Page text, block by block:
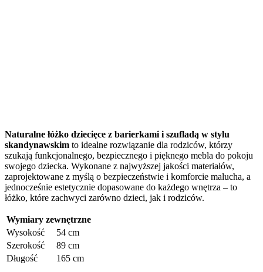
Naturalne łóżko dziecięce z barierkami i szufladą w stylu
skandynawskim to idealne rozwiązanie dla rodziców, którzy
szukają funkcjonalnego, bezpiecznego i pięknego mebla do pokoju
swojego dziecka. Wykonane z najwyższej jakości materiałów,
zaprojektowane z myślą o bezpieczeństwie i komforcie malucha, a
jednocześnie estetycznie dopasowane do każdego wnętrza – to
łóżko, które zachwyci zarówno dzieci, jak i rodziców.
Wymiary zewnętrzne
Wysokość
54 cm
Szerokość
89 cm
Długość
165 cm